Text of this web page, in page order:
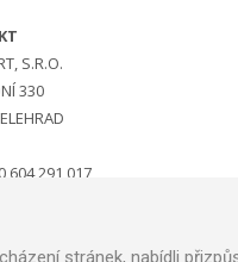
S.R.O.
330
604 291 017
stránek, nabídli